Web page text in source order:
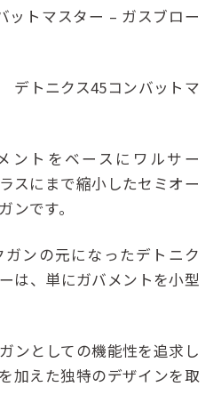
ットマスター – ガスブロー
デトニクス45コンバットマ
ントをベースにワルサー
スにまで縮小したセミオー
ンです。
ンの元になったデトニク
は、単にガバメントを小型
ンとしての機能性を追求し
加えた独特のデザインを取